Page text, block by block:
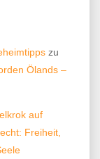
zu
Ölands –
auf
Freiheit,